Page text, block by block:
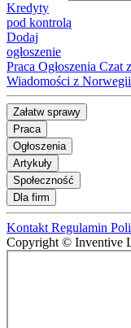
Kredyty
pod kontrolą
Dodaj
ogłoszenie
Praca Ogłoszenia Czat
Wiadomości z Norwegii
Załatw sprawy
Praca
Ogłoszenia
Artykuły
Społeczność
Dla firm
Kontakt Regulamin
Copyright © Inventive